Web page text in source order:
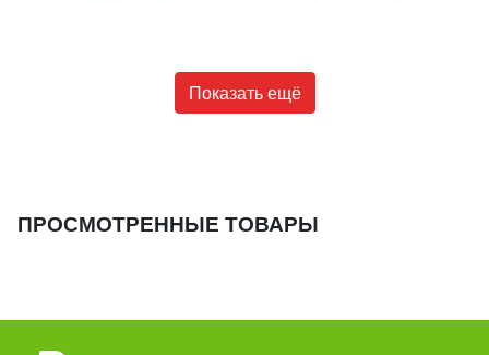
Показать ещё
ПРОСМОТРЕННЫЕ ТОВАРЫ